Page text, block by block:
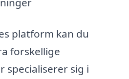
platform kan du
forskellige
sig i